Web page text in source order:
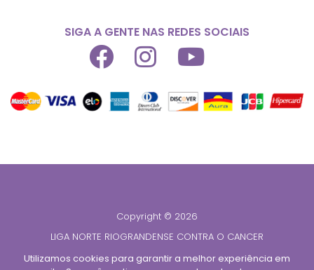
SIGA A GENTE NAS REDES SOCIAIS
Copyright © 2026
LIGA NORTE RIOGRANDENSE CONTRA O CANCER
CNPJ 08.428.765/0001-39
Utilizamos cookies para garantir a melhor experiência em